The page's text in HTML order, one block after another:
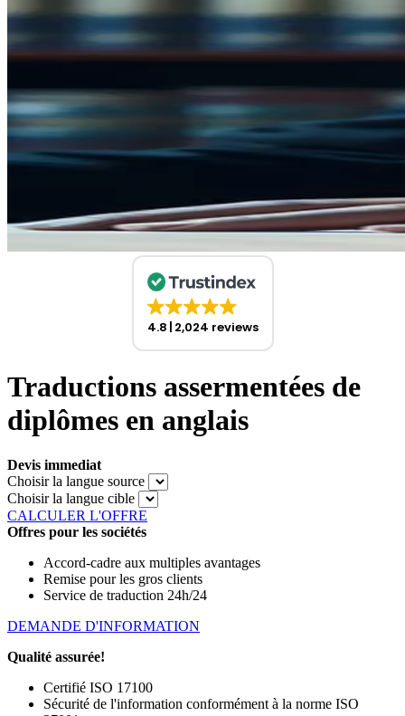
4.8 2,024 reviews
Traductions assermentées de
diplômes en anglais
Devis immediat
Choisir la langue source
Choisir la langue cible
CALCULER L'OFFRE
Offres pour les sociétés
Accord-cadre aux multiples avantages
Remise pour les gros clients
Service de traduction 24h/24
DEMANDE D'INFORMATION
Qualité assurée!
Certifié ISO 17100
Sécurité de l'information conformément à la norme ISO